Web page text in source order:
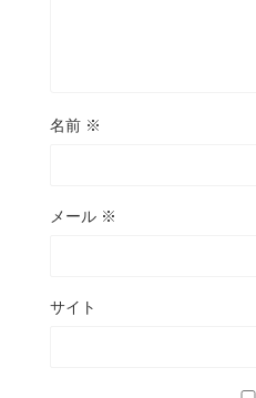
名前 ※
メール ※
サイト